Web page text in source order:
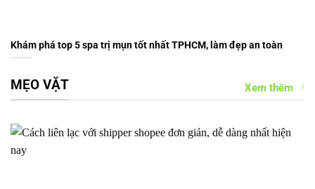
Khám phá top 5 spa trị mụn tốt nhất TPHCM, làm đẹp an toàn
MẸO VẶT Xem thêm